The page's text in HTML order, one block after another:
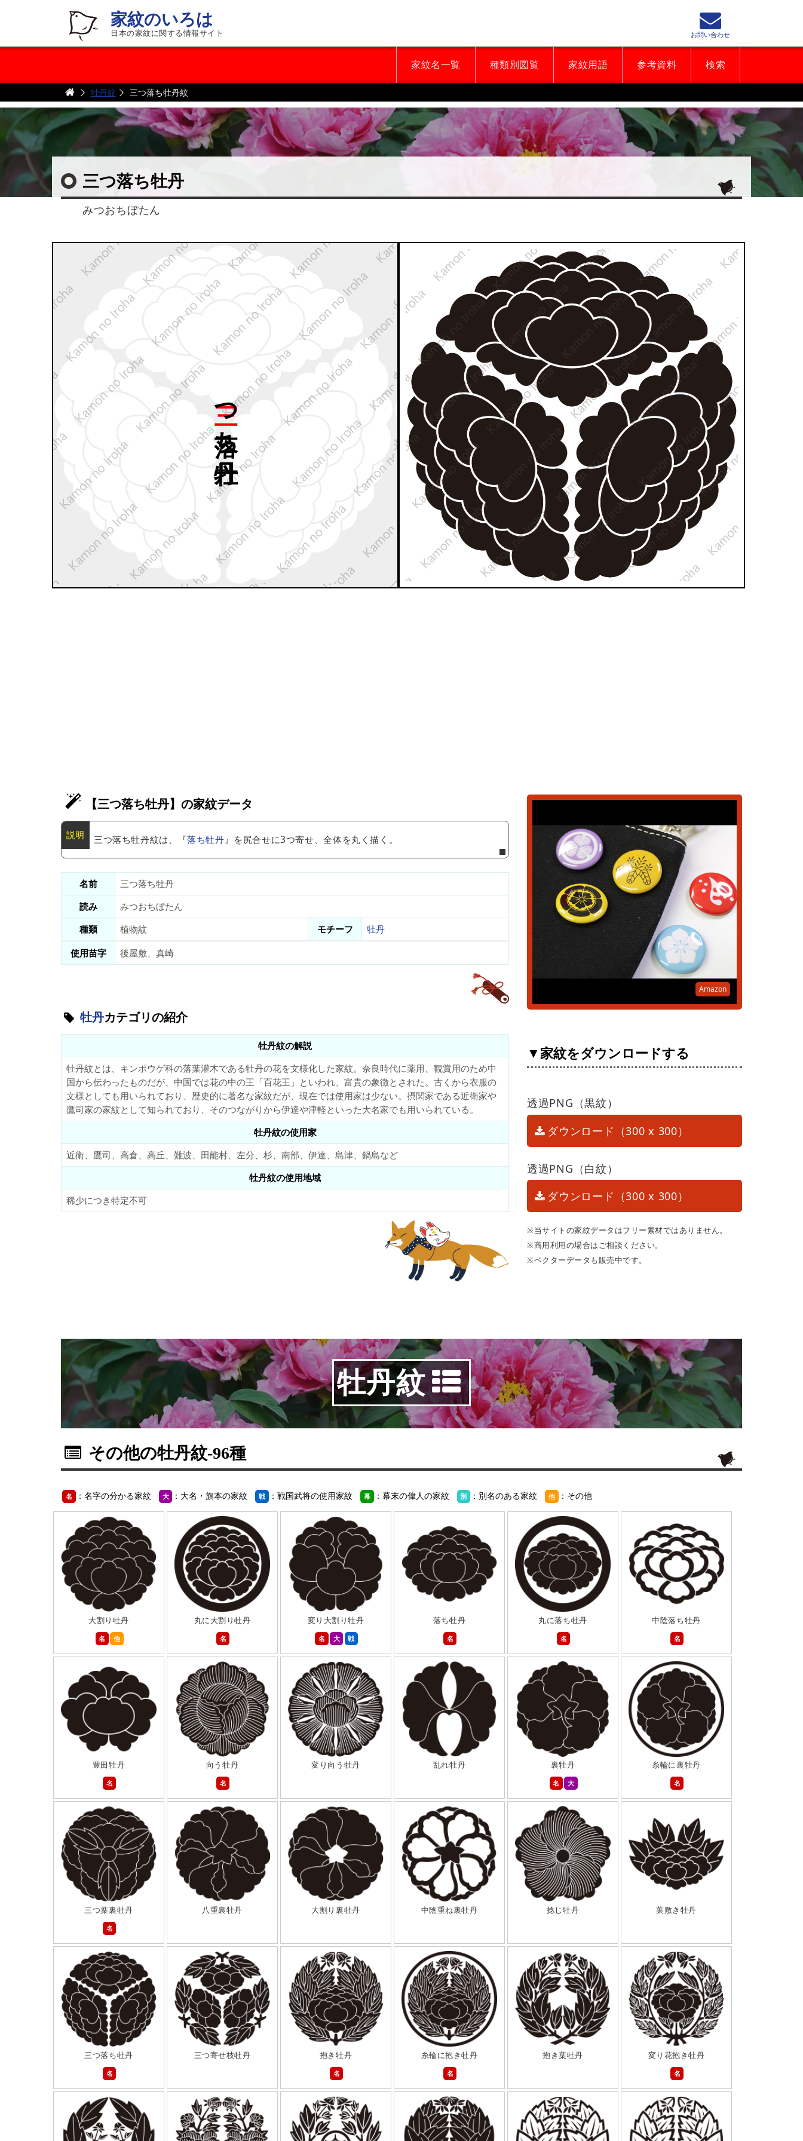
家紋のいろは
日本の家紋に関する情報サイト
家紋名一覧 種類別図覧 家紋用語 参考資料 検索
お問い合わせ
牡丹紋 三つ落ち牡丹紋
三つ落ち牡丹
みつおちぼたん
牡丹
【三つ落ち牡丹】の家紋データ
三つ落ち牡丹紋は、『落ち牡丹』を尻合せに3つ寄せ、全体を丸く描く。
名前
三つ落ち牡丹
読み
みつおちぼたん
種類
植物紋 モチーフ
牡丹
使用苗字
後屋敷、真崎
牡丹カテゴリの紹介
牡丹紋の解説
牡丹紋とは、キンポウゲ科の落葉灌木である牡丹の花を文様化した家紋。奈良時代に薬用、観賞用のため中
国から伝わったものだが、中国では花の中の王「百花王」といわれ、富貴の象徴とされた。古くから衣服の
文様としても用いられており、歴史的に著名な家紋だが、現在では使用家は少ない。摂関家である近衛家や
鷹司家の家紋として知られており、そのつながりから伊達や津軽といった大名家でも用いられている。
牡丹紋の使用家
近衛、鷹司、高倉、高丘、難波、田能村、左分、杉、南部、伊達、島津、鍋島など
牡丹紋の使用地域
稀少につき特定不可
Amazon
▼家紋をダウンロードする
透過PNG（黒紋）
ダウンロード（300 x 300）
透過PNG（白紋）
ダウンロード（300 x 300）
※当サイトの家紋データはフリー素材ではありません。
※商用利用の場合はご相談ください。
※ベクターデータも販売中です。
牡丹紋
その他の牡丹紋-96種
名 ：名字の分かる家紋 大 ：大名・旗本の家紋 戦 ：戦国武将の使用家紋 幕 ：幕末の偉人の家紋 別 ：別名のある家紋 他 ：その他
大割り牡丹
名
他
丸に大割り牡丹
名
変り大割り牡丹
名
大 戦
落ち牡丹
名
丸に落ち牡丹
名
中陰落ち牡丹
名
豊田牡丹
名
向う牡丹
名
変り向う牡丹 乱れ牡丹
裏牡丹
名
大
糸輪に裏牡丹
名
三つ葉裏牡丹
名
八重裏牡丹 大割り裏牡丹 中陰重ね裏牡丹 捻じ牡丹 葉敷き牡丹
三つ落ち牡丹
名
三つ寄せ枝牡丹
抱き牡丹
名
糸輪に抱き牡丹
名
抱き葉牡丹
変り花抱き牡丹
名